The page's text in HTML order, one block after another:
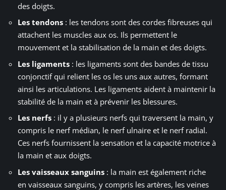
des doigts.
Les tendons : les tendons sont des cordes fibreuses qui
attachent les muscles aux os. Ils permettent le
mouvement et la stabilisation de la main et des doigts.
Les ligaments : les ligaments sont des bandes de tissu
conjonctif qui relient les os les uns aux autres, formant
ainsi les articulations. Les ligaments aident à maintenir la
stabilité de la main et à prévenir les blessures.
Les nerfs : il y a plusieurs nerfs qui traversent la main, y
compris le nerf médian, le nerf ulnaire et le nerf radial.
Ces nerfs fournissent la sensation et la capacité motrice à
la main et aux doigts.
Les vaisseaux sanguins : la main est également riche
en vaisseaux sanguins, y compris les artères, les veines